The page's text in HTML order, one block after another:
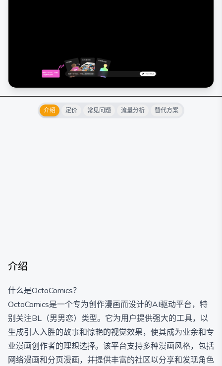
介绍 定价 常见问题 流量分析 替代方案
介绍
什么是OctoComics？
OctoComics是一个专为创作漫画而设计的AI驱动平台，特
别关注BL（男男恋）类型。它为用户提供强大的工具，以
生成引人入胜的故事和惊艳的视觉效果，使其成为业余和专
业漫画创作者的理想选择。该平台支持多种漫画风格，包括
网络漫画和分页漫画，并提供丰富的社区以分享和发现角色